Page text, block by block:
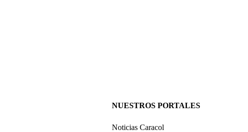
NUESTROS PORTALES
Noticias Caracol